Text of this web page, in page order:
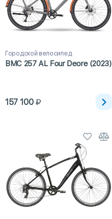
Городской велосипед
BMC 257 AL Four Deore (2023)
157 100